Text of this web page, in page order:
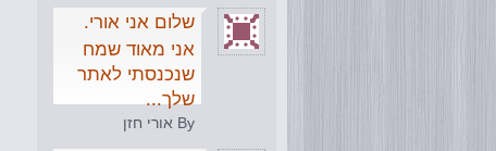
שלום אני אורי.
אני מאוד שמח
שנכנסתי לאתר
שלך...
By אורי חזן